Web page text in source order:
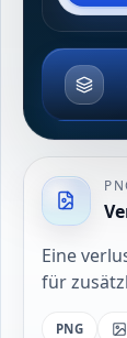
Eine
für
PNG